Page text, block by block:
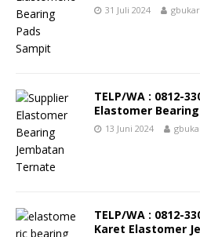
31 Juli 2024
TELP/WA : 0812-
Elastomer
13 Juni 2024
TELP/WA : 0812-
Karet Elastomer